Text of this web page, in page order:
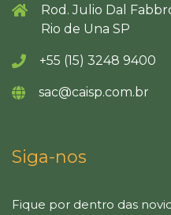
Rod. Julio Dal
Rio de Una SP
+55 (15) 3248 9400
sac@caisp.com.br
Siga-nos
Fique por dentro das